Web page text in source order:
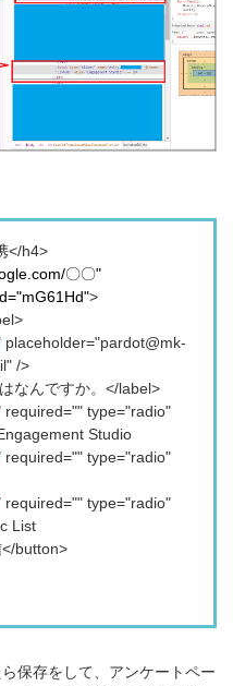
</h4>
〇〇"
>
placeholder="pardot@mk-
/>
んですか。</label>
required="" type="radio"
Studio
required="" type="radio"
required="" type="radio"
List
button>
保存をして、アンケートペー